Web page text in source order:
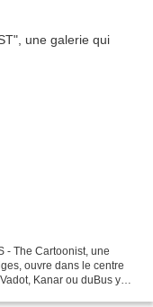
- The Cartoonist, une
ouvre dans le centre
Kanar ou duBus y